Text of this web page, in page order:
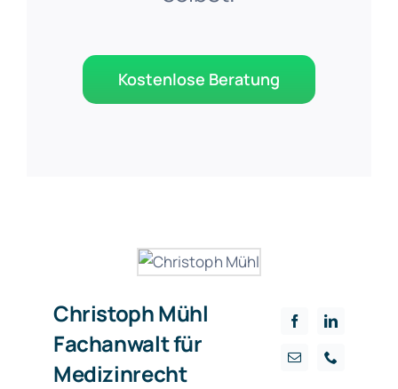
Kostenlose Beratung
Christoph Mühl
Fachanwalt für
Medizinrecht